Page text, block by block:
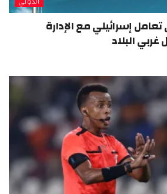
إسرائيلي مع الإدارة
البلاد